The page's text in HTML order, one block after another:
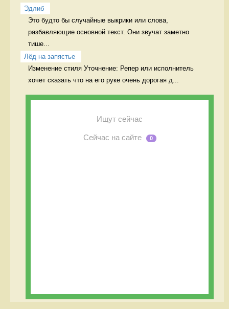
Эдлиб
Это будто бы случайные выкрики или слова,
разбавляющие основной текст. Они звучат заметно
тише...
Лёд на запястье
Изменение стиля Уточнение: Репер или исполнитель
хочет сказать что на его руке очень дорогая д...
Ищут сейчас
Сейчас на сайте 0